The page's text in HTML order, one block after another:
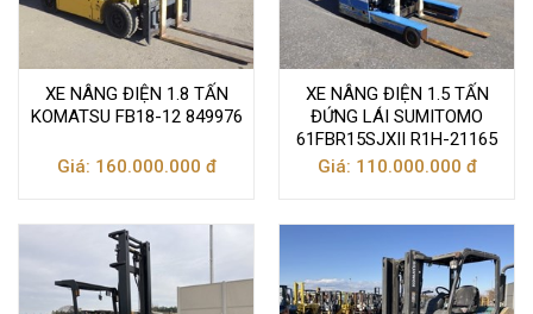
XE NÂNG ĐIỆN 1.8 TẤN
KOMATSU FB18-12 849976
Giá: 160.000.000 đ
XE NÂNG ĐIỆN 1.5 TẤN
ĐỨNG LÁI SUMITOMO
61FBR15SJXII R1H-21165
Giá: 110.000.000 đ